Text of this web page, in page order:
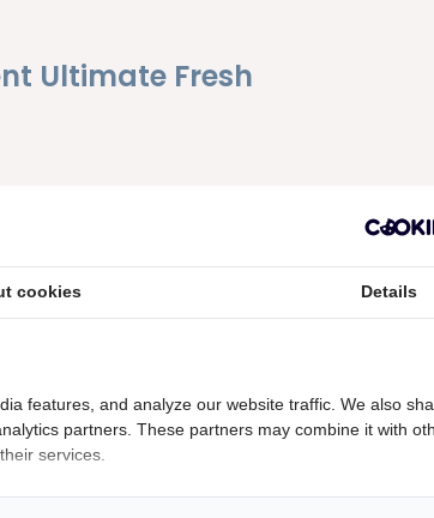
Ultimate Fresh
Paraffinum Liquidum, Silica, Aroma, Menthol.
cookies Details
features, and analyze our website traffic. We also
partners. These partners may combine it with
services.